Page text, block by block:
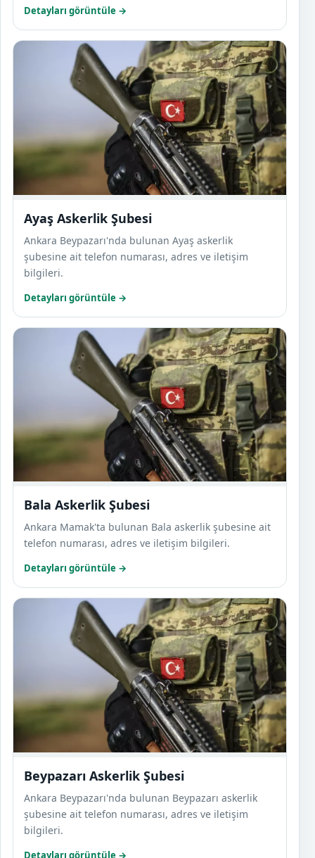
Detayları görüntüle →
Ayaş
Ayaş Askerlik Şubesi
Ankara Beypazarı'nda bulunan Ayaş askerlik
şubesine ait telefon numarası, adres ve iletişim
bilgileri.
Detayları görüntüle →
Bala
Bala Askerlik Şubesi
Ankara Mamak'ta bulunan Bala askerlik şubesine ait
telefon numarası, adres ve iletişim bilgileri.
Detayları görüntüle →
Beypazarı Askerlik Şubesi
Ankara Beypazarı'nda bulunan Beypazarı askerlik
şubesine ait telefon numarası, adres ve iletişim
bilgileri.
Detayları görüntüle →